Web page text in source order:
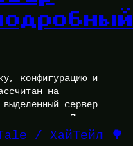
конфигурацию и
на
сервер
Петром
/ ХайТейл 🌳